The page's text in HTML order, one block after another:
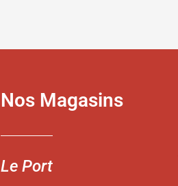
Nos Magasins
Le Port